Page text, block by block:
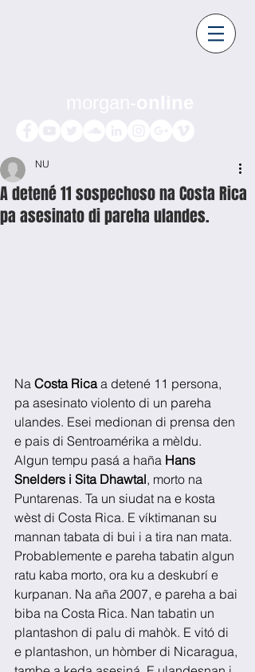
A detené 11 sospechoso na Costa Rica
pa asesinato di pareha ulandes.
NU
Na Costa Rica a detené 11 persona,
pa asesinato violento di un pareha
ulandes. Esei medionan di prensa den
e pais di Sentroamérika a mèldu.
Algun tempu pasá a haña Hans
Snelders i Sita Dhawtal, morto na
Puntarenas. Ta un siudat na e kosta
wèst di Costa Rica. E víktimanan su
mannan tabata di bui i a tira nan mata.
Probablemente e pareha tabatin algun
ratu kaba morto, ora ku a deskubrí e
kurpanan. Na aña 2007, e pareha a bai
biba na Costa Rica. Nan tabatin un
plantashon di palu di mahòk. E vitó di
e plantashon, un hòmber di Nicaragua,